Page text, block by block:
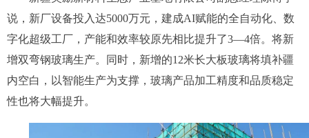
说，新厂设备投入达5000万元，建成AI赋能的全自动化、数
字化超级工厂，产能和效率较原先相比提升了3—4倍。将新
增双弯钢玻璃生产。同时，新增的12米长大板玻璃将填补疆
内空白，以智能生产为支撑，玻璃产品加工精度和品质稳定
性也将大幅提升。